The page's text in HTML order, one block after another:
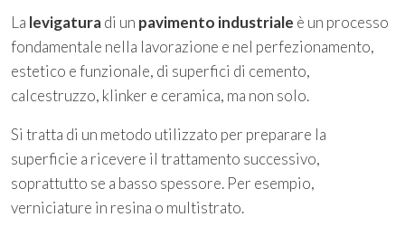
La levigaturadi un pavimento industriale è un processo
fondamentale nella lavorazione e nel perfezionamento,
estetico e funzionale, di superfici di cemento,
calcestruzzo, klinker e ceramica, ma non solo.
Si tratta di un metodo utilizzato per preparare la
superficie a ricevere il trattamento successivo,
soprattutto se a basso spessore. Per esempio,
verniciature in resina o multistrato.